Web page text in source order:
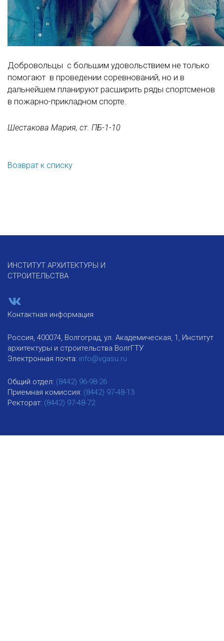
Добровольцы с большим удовольствием не только
помогают в проведении соревнований, но и в
дальнейшем планируют расширить ряды спортсменов
в пожарно-прикладном спорте.
Шестакова Мария, ст. ПБ-1-10
Возврат к списку
ИНСТИТУТ АРХИТЕКТУРЫ И
СТРОИТЕЛЬСТВА
Контактная информация
Россия, 400074, Волгоград, ул. Академическая, 1, Институт
архитектуры и строительства ВолгГТУ
Электронная почта: info@vgasu.ru
Общий отдел: (8442) 96-98-26
Приемная комиссия: (8442) 97-48-13
Ректорат: (8442) 97-48-72